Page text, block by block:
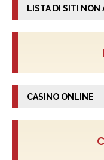
LISTA DI SITI NON
CASINO ONLINE